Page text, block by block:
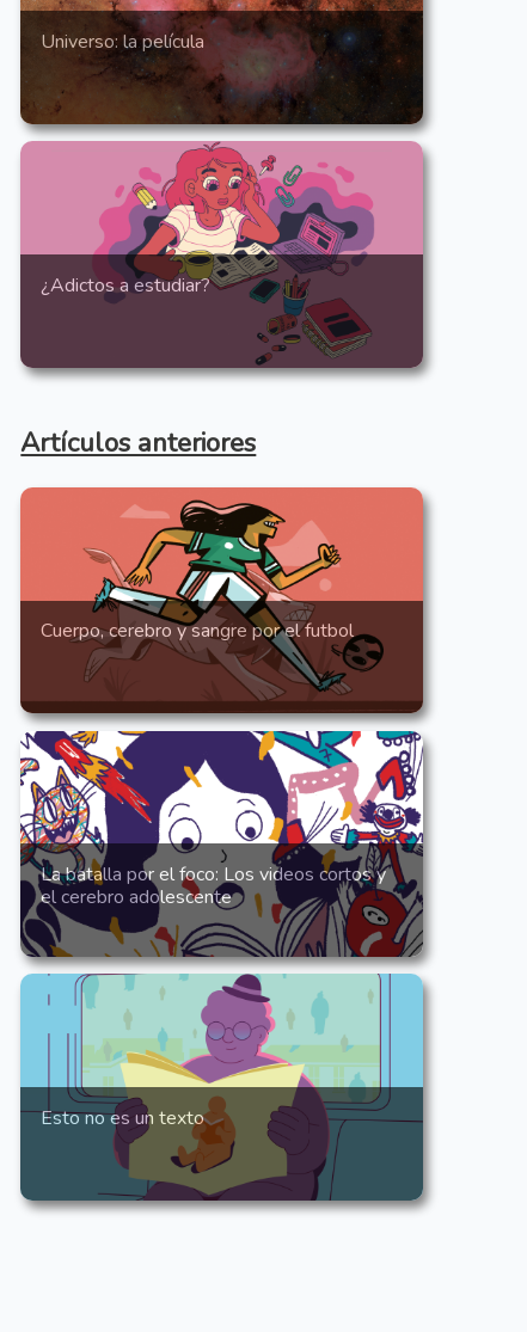
Universo: la película
¿Adictos a estudiar?
Artículos anteriores
Cuerpo, cerebro y sangre por el futbol
La batalla por el foco: Los videos cortos y
el cerebro adolescente
Esto no es un texto